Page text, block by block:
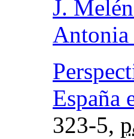
J.
Antonia
España
323-5,